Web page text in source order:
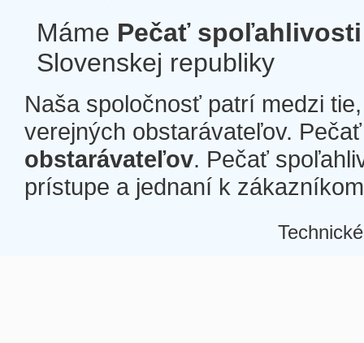
Máme Pečať spoľahlivosti
Slovenskej republiky
Naša spoločnosť patrí medzi
verejných obstarávateľov.
obstarávateľov. Pečať
prístupe a jednaní k